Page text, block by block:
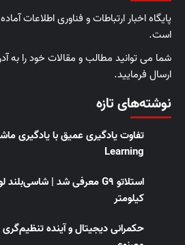
پایگاه اخبار ارتباطات و فناوری اطلاعات
است.
ارسال فرمایید.
نوشته‌های تازه
Learning
کیلومتر
حکمرانی دیجیتال و آینده